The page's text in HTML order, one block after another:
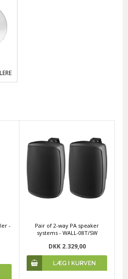
-
Pair of 2-way PA speaker
systems - WALL-08T/SW
DKK 2.329,00